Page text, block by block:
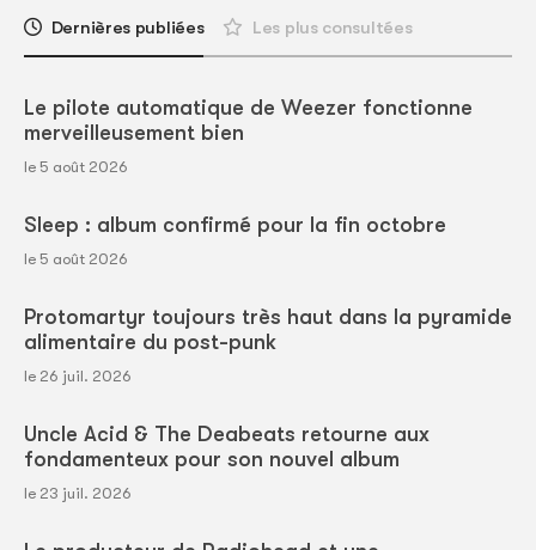
Dernières publiées Les plus consultées
Le pilote automatique de Weezer fonctionne
merveilleusement bien
le 5 août 2026
Sleep : album confirmé pour la fin octobre
le 5 août 2026
Protomartyr toujours très haut dans la pyramide
alimentaire du post-punk
le 26 juil. 2026
Uncle Acid & The Deabeats retourne aux
fondamenteux pour son nouvel album
le 23 juil. 2026